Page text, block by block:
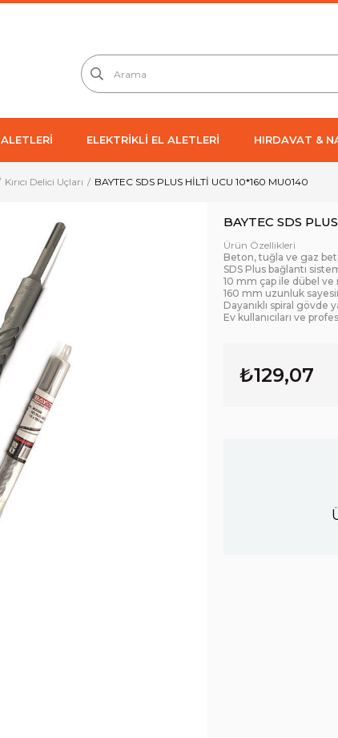
ELEKTRİKLİ EL ALETLERİ HIRDAVAT &
Kırıcı Delici Uçları BAYTEC SDS PLUS HİLTİ UCU 10*160 MU0140
BAYTEC SDS
Ürün Özellikleri
Beton, tuğla ve gaz
SDS Plus bağlantı
10 mm çap ile dübel
160 mm uzunluk
Dayanıklı spiral gövde
Ev kullanıcıları ve
₺129,07